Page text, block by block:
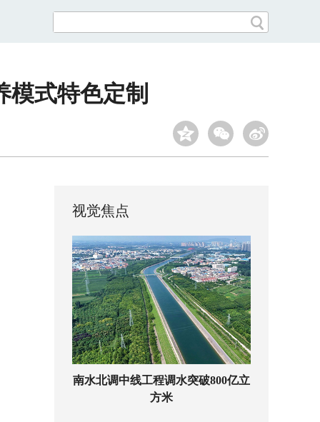
式特色定制
视觉焦点
南水北调中线工程调水突破800亿立
方米